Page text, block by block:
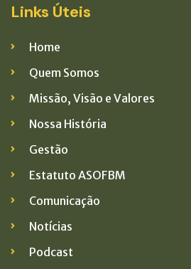
Links Úteis
Home
Quem Somos
Missão, Visão e Valores
Nossa História
Gestão
Estatuto ASOFBM
Comunicação
Notícias
Podcast